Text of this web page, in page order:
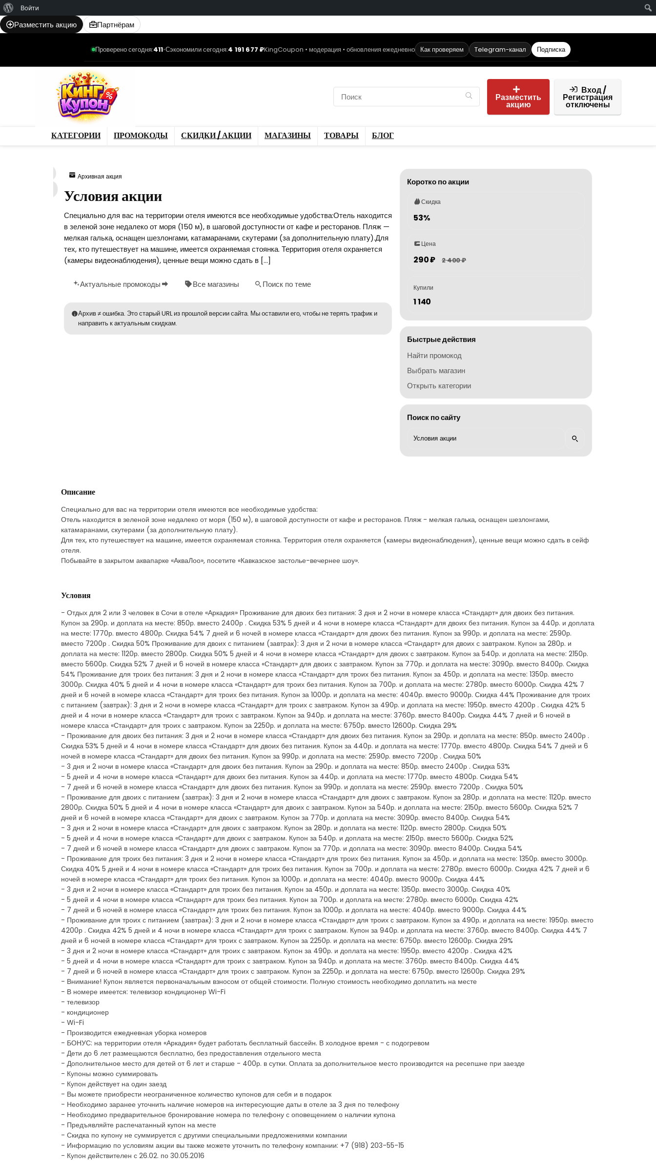
WordPress
Войти
Разместить акцию Партнёрам
Проверено сегодня:411•Сэкономили сегодня:4 191 677 ₽KingCoupon • модерация • обновления ежедневно Как проверяем Telegram-канал Подписка
Разместить
акцию
Вход /
Регистрация
отключены
КАТЕГОРИИ ПРОМОКОДЫ СКИДКИ / АКЦИИ МАГАЗИНЫ ТОВАРЫ БЛОГ
Архивная акция
Условия акции
Специально для вас на территории отеля имеются все необходимые удобства:Отель находится
в зеленой зоне недалеко от моря (150 м), в шаговой доступности от кафе и ресторанов. Пляж —
мелкая галька, оснащен шезлонгами, катамаранами, скутерами (за дополнительную плату).Для
тех, кто путешествует на машине, имеется охраняемая стоянка. Территория отеля охраняется
(камеры видеонаблюдения), ценные вещи можно сдать в […]
Актуальные промокоды Все магазины Поиск по теме
Архив ≠ ошибка. Это старый URL из прошлой версии сайта. Мы оставили его, чтобы не терять трафик и
направить к актуальным скидкам.
Коротко по акции
Скидка
53%
Цена
290 ₽ 2 400 ₽
Купили
1 140
Быстрые действия
Найти промокод
Выбрать магазин
Открыть категории
Поиск по сайту
Описание
Специально для вас на территории отеля имеются все необходимые удобства:
Отель находится в зеленой зоне недалеко от моря (150 м), в шаговой доступности от кафе и ресторанов. Пляж - мелкая галька, оснащен шезлонгами,
катамаранами, скутерами (за дополнительную плату).
Для тех, кто путешествует на машине, имеется охраняемая стоянка. Территория отеля охраняется (камеры видеонаблюдения), ценные вещи можно сдать в сейф
отеля.
Побывайте в закрытом аквапарке «АкваЛоо», посетите «Кавказское застолье-вечернее шоу».
Условия
- Отдых для 2 или 3 человек в Сочи в отеле «Аркадия» Проживание для двоих без питания: 3 дня и 2 ночи в номере класса «Стандарт» для двоих без питания.
Купон за 290р. и доплата на месте: 850р. вместо 2400р . Скидка 53% 5 дней и 4 ночи в номере класса «Стандарт» для двоих без питания. Купон за 440р. и доплата
на месте: 1770р. вместо 4800р. Скидка 54% 7 дней и 6 ночей в номере класса «Стандарт» для двоих без питания. Купон за 990р. и доплата на месте: 2590р.
вместо 7200р . Скидка 50% Проживание для двоих с питанием (завтрак): 3 дня и 2 ночи в номере класса «Стандарт» для двоих с завтраком. Купон за 280р. и
доплата на месте: 1120р. вместо 2800р. Скидка 50% 5 дней и 4 ночи в номере класса «Стандарт» для двоих с завтраком. Купон за 540р. и доплата на месте: 2150р.
вместо 5600р. Скидка 52% 7 дней и 6 ночей в номере класса «Стандарт» для двоих с завтраком. Купон за 770р. и доплата на месте: 3090р. вместо 8400р. Скидка
54% Проживание для троих без питания: 3 дня и 2 ночи в номере класса «Стандарт» для троих без питания. Купон за 450р. и доплата на месте: 1350р. вместо
3000р. Скидка 40% 5 дней и 4 ночи в номере класса «Стандарт» для троих без питания. Купон за 700р. и доплата на месте: 2780р. вместо 6000р. Скидка 42% 7
дней и 6 ночей в номере класса «Стандарт» для троих без питания. Купон за 1000р. и доплата на месте: 4040р. вместо 9000р. Скидка 44% Проживание для троих
с питанием (завтрак): 3 дня и 2 ночи в номере класса «Стандарт» для троих с завтраком. Купон за 490р. и доплата на месте: 1950р. вместо 4200р . Скидка 42% 5
дней и 4 ночи в номере класса «Стандарт» для троих с завтраком. Купон за 940р. и доплата на месте: 3760р. вместо 8400р. Скидка 44% 7 дней и 6 ночей в
номере класса «Стандарт» для троих с завтраком. Купон за 2250р. и доплата на месте: 6750р. вместо 12600р. Скидка 29%
- Проживание для двоих без питания: 3 дня и 2 ночи в номере класса «Стандарт» для двоих без питания. Купон за 290р. и доплата на месте: 850р. вместо 2400р .
Скидка 53% 5 дней и 4 ночи в номере класса «Стандарт» для двоих без питания. Купон за 440р. и доплата на месте: 1770р. вместо 4800р. Скидка 54% 7 дней и 6
ночей в номере класса «Стандарт» для двоих без питания. Купон за 990р. и доплата на месте: 2590р. вместо 7200р . Скидка 50%
- 3 дня и 2 ночи в номере класса «Стандарт» для двоих без питания. Купон за 290р. и доплата на месте: 850р. вместо 2400р . Скидка 53%
- 5 дней и 4 ночи в номере класса «Стандарт» для двоих без питания. Купон за 440р. и доплата на месте: 1770р. вместо 4800р. Скидка 54%
- 7 дней и 6 ночей в номере класса «Стандарт» для двоих без питания. Купон за 990р. и доплата на месте: 2590р. вместо 7200р . Скидка 50%
- Проживание для двоих с питанием (завтрак): 3 дня и 2 ночи в номере класса «Стандарт» для двоих с завтраком. Купон за 280р. и доплата на месте: 1120р. вместо
2800р. Скидка 50% 5 дней и 4 ночи в номере класса «Стандарт» для двоих с завтраком. Купон за 540р. и доплата на месте: 2150р. вместо 5600р. Скидка 52% 7
дней и 6 ночей в номере класса «Стандарт» для двоих с завтраком. Купон за 770р. и доплата на месте: 3090р. вместо 8400р. Скидка 54%
- 3 дня и 2 ночи в номере класса «Стандарт» для двоих с завтраком. Купон за 280р. и доплата на месте: 1120р. вместо 2800р. Скидка 50%
- 5 дней и 4 ночи в номере класса «Стандарт» для двоих с завтраком. Купон за 540р. и доплата на месте: 2150р. вместо 5600р. Скидка 52%
- 7 дней и 6 ночей в номере класса «Стандарт» для двоих с завтраком. Купон за 770р. и доплата на месте: 3090р. вместо 8400р. Скидка 54%
- Проживание для троих без питания: 3 дня и 2 ночи в номере класса «Стандарт» для троих без питания. Купон за 450р. и доплата на месте: 1350р. вместо 3000р.
Скидка 40% 5 дней и 4 ночи в номере класса «Стандарт» для троих без питания. Купон за 700р. и доплата на месте: 2780р. вместо 6000р. Скидка 42% 7 дней и 6
ночей в номере класса «Стандарт» для троих без питания. Купон за 1000р. и доплата на месте: 4040р. вместо 9000р. Скидка 44%
- 3 дня и 2 ночи в номере класса «Стандарт» для троих без питания. Купон за 450р. и доплата на месте: 1350р. вместо 3000р. Скидка 40%
- 5 дней и 4 ночи в номере класса «Стандарт» для троих без питания. Купон за 700р. и доплата на месте: 2780р. вместо 6000р. Скидка 42%
- 7 дней и 6 ночей в номере класса «Стандарт» для троих без питания. Купон за 1000р. и доплата на месте: 4040р. вместо 9000р. Скидка 44%
- Проживание для троих с питанием (завтрак): 3 дня и 2 ночи в номере класса «Стандарт» для троих с завтраком. Купон за 490р. и доплата на месте: 1950р. вместо
4200р . Скидка 42% 5 дней и 4 ночи в номере класса «Стандарт» для троих с завтраком. Купон за 940р. и доплата на месте: 3760р. вместо 8400р. Скидка 44% 7
дней и 6 ночей в номере класса «Стандарт» для троих с завтраком. Купон за 2250р. и доплата на месте: 6750р. вместо 12600р. Скидка 29%
- 3 дня и 2 ночи в номере класса «Стандарт» для троих с завтраком. Купон за 490р. и доплата на месте: 1950р. вместо 4200р . Скидка 42%
- 5 дней и 4 ночи в номере класса «Стандарт» для троих с завтраком. Купон за 940р. и доплата на месте: 3760р. вместо 8400р. Скидка 44%
- 7 дней и 6 ночей в номере класса «Стандарт» для троих с завтраком. Купон за 2250р. и доплата на месте: 6750р. вместо 12600р. Скидка 29%
- Внимание! Купон является первоначальным взносом от общей стоимости. Полную стоимость необходимо доплатить на месте
- В номере имеется: телевизор кондиционер Wi-Fi
- телевизор
- кондиционер
- Wi-Fi
- Производится ежедневная уборка номеров
- БОНУС: на территории отеля «Аркадия» будет работать бесплатный бассейн. В холодное время - с подогревом
- Дети до 6 лет размещаются бесплатно, без предоставления отдельного места
- Дополнительное место для детей от 6 лет и старше - 400р. в сутки. Оплата за дополнительное место производится на ресепшне при заезде
- Купоны можно суммировать
- Купон действует на один заезд
- Вы можете приобрести неограниченное количество купонов для себя и в подарок
- Необходимо заранее уточнить наличие номеров на интересующие даты в отеле за 3 дня по телефону
- Необходимо предварительное бронирование номера по телефону с оповещением о наличии купона
- Предъявляйте распечатанный купон на месте
- Скидка по купону не суммируется с другими специальными предложениями компании
- Информацию по условиям акции вы также можете уточнить по телефону компании: +7 (918) 203-55-15
- Купон действителен с 26.02. по 30.05.2016